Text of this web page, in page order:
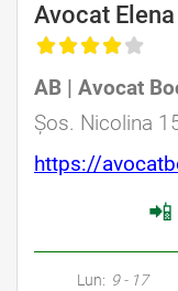
Avocat
AB | Avocat
Șos. Nicolina
https://
📲
Lun: 9 - 17